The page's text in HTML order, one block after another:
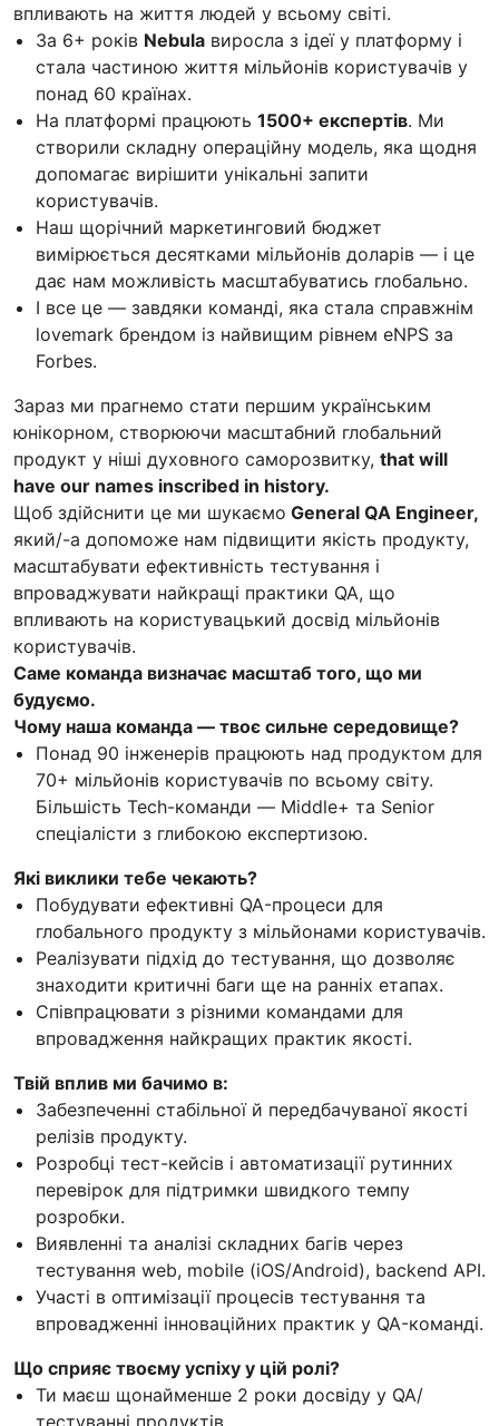
впливають на життя людей у всьому світі.
За 6+ років Nebula виросла з ідеї у платформу і
стала частиною життя мільйонів користувачів у
понад 60 країнах.
На платформі працюють 1500+ експертів. Ми
створили складну операційну модель, яка щодня
допомагає вирішити унікальні запити
користувачів.
Наш щорічний маркетинговий бюджет
вимірюється десятками мільйонів доларів — і це
дає нам можливість масштабуватись глобально.
І все це — завдяки команді, яка стала справжнім
lovemark брендом із найвищим рівнем eNPS за
Forbes.
Зараз ми прагнемо стати першим українським
юнікорном, створюючи масштабний глобальний
продукт у ніші духовного саморозвитку, that will
have our names inscribed in history.
Щоб здійснити це ми шукаємо General QA Engineer,
який/-а допоможе нам підвищити якість продукту,
масштабувати ефективність тестування і
впроваджувати найкращі практики QA, що
впливають на користувацький досвід мільйонів
користувачів.
Саме команда визначає масштаб того, що ми
будуємо.
Чому наша команда — твоє сильне середовище?
Понад 90 інженерів працюють над продуктом для
70+ мільйонів користувачів по всьому світу.
Більшість Tech-команди — Middle+ та Senior
спеціалісти з глибокою експертизою.
Які виклики тебе чекають?
Побудувати ефективні QA-процеси для
глобального продукту з мільйонами користувачів.
Реалізувати підхід до тестування, що дозволяє
знаходити критичні баги ще на ранніх етапах.
Співпрацювати з різними командами для
впровадження найкращих практик якості.
Твій вплив ми бачимо в:
Забезпеченні стабільної й передбачуваної якості
релізів продукту.
Розробці тест-кейсів і автоматизації рутинних
перевірок для підтримки швидкого темпу
розробки.
Виявленні та аналізі складних багів через
тестування web, mobile (iOS/Android), backend API.
Участі в оптимізації процесів тестування та
впровадженні інноваційних практик у QA-команді.
Що сприяє твоєму успіху у цій ролі?
Ти маєш щонайменше 2 роки досвіду у QA/
тестуванні продуктів.